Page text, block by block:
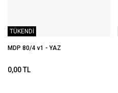
TÜKENDİ
MDP 80/4 v1 - YAZ
0,00 TL